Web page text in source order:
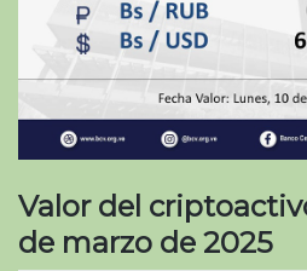
Valor del
de marzo de 2025